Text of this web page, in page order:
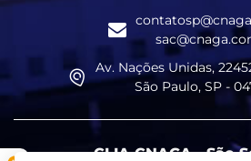
Av. Nações Unidas,
São Paulo, SP -
CLIA CNAGA - São